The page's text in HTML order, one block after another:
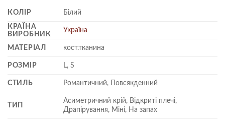
КОЛІР
Білий
КРАЇНА
ВИРОБНИК
Україна
МАТЕРІАЛ кост.тканина
РОЗМІР L, S
СТИЛЬ Романтичний, Повсякденний
ТИП
Асиметричний крій, Відкриті плечі,
Драпірування, Міні, На запах